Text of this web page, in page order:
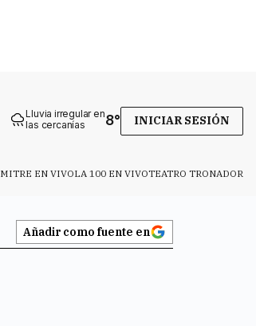
Lluvia irregular en
las cercanías
8° INICIAR SESIÓN
MITRE EN VIVOLA 100 EN VIVOTEATRO TRONADOR
Añadir como fuente en